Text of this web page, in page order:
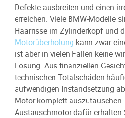
Defekte ausbreiten und einen
erreichen. Viele BMW-Modelle
Haarrisse im Zylinderkopf und
Motorüberholung kann zwar
ist aber in vielen Fällen keine
Lösung. Aus finanziellen
technischen Totalschäden
aufwendigen Instandsetzung
Motor komplett
Austauschmotor dafür erhalten